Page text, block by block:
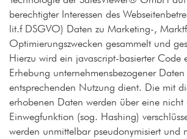
berechtigter Interessen des
lit.f DSGVO) Daten zu Marketing-,
Optimierungszwecken gesammelt und
Hierzu wird ein javascript-basierter Code
Erhebung unternehmensbezogener
entsprechenden Nutzung dient. Die mit
erhobenen Daten werden über eine nicht
Einwegfunktion (sog. Hashing)
werden unmittelbar pseudonymisiert und